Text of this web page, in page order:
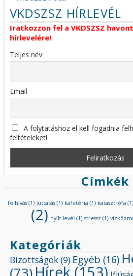
VKDSZSZ HÍRLEVÉL
Iratkozzon fel a VKDSZSZ
hírlevelére!
Teljes név
Email
A folytatáshoz el kell fogadnia
feltételeket!
Címkék
felhívás (1) juttatás (1) kafetéria (1) katasztrófa (1)
(2) nyílt levél (1) stressz (1)
Kategóriák
Bizottságok (9) Egyéb (16)
(73)Hírek (153)